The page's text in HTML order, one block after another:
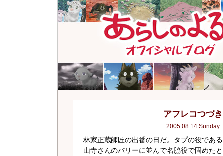
アフレコつづき
2005.08.14 Sunday
林家正蔵師匠の出番の日だ。タプの役であ
山寺さんのバリーに並んで名脇役で固めた